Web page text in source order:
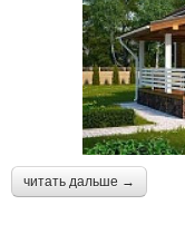
читать дальше →